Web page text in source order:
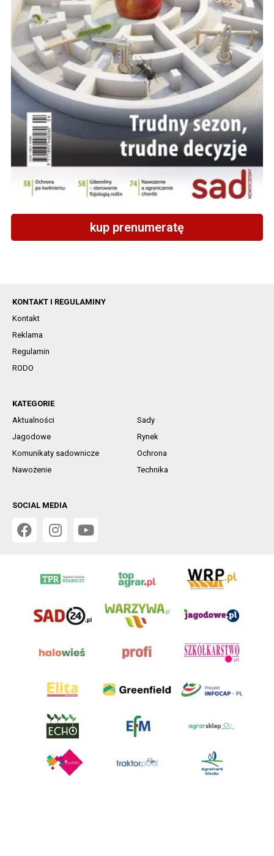
kup prenumeratę
KONTAKT I REGULAMINY
Kontakt
Reklama
Regulamin
RODO
KATEGORIE
Aktualności
Sady
Jagodowe
Rynek
Komunikaty sadownicze
Ochrona
Nawożenie
Technika
SOCIAL MEDIA